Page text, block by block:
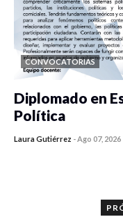
CONVOCATORIAS
Diplomado en
Política
Laura Gutiérrez - Ago 07, 2026